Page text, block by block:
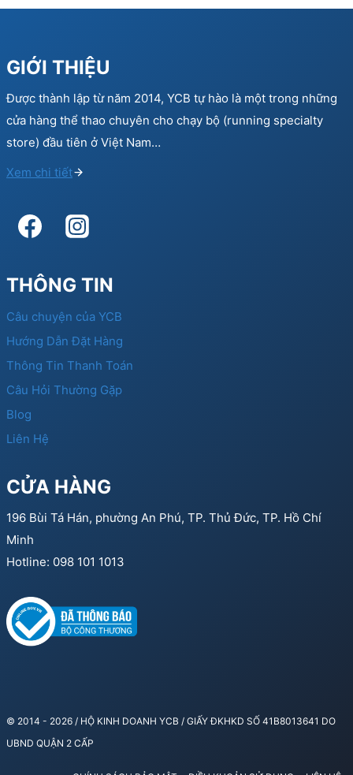
GIỚI THIỆU
Được thành lập từ năm 2014, YCB tự hào là một trong những
cửa hàng thể thao chuyên cho chạy bộ (running specialty
store) đầu tiên ở Việt Nam…
Xem chi tiết
THÔNG TIN
Câu chuyện của YCB
Hướng Dẫn Đặt Hàng
Thông Tin Thanh Toán
Câu Hỏi Thường Gặp
Blog
Liên Hệ
CỬA HÀNG
196 Bùi Tá Hán, phường An Phú, TP. Thủ Đức, TP. Hồ Chí
Minh
Hotline: 098 101 1013
© 2014 - 2026 / HỘ KINH DOANH YCB / GIẤY ĐKHKD SỐ 41B8013641 DO
UBND QUẬN 2 CẤP